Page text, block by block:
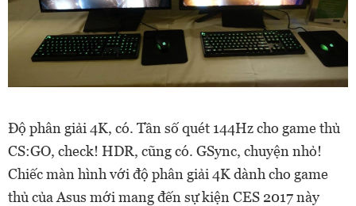
Độ phân giải 4K, có. Tần số quét 144Hz cho game thủ
CS:GO, check! HDR, cũng có. GSync, chuyện nhỏ!
Chiếc màn hình với độ phân giải 4K dành cho game
thủ của Asus mới mang đến sự kiện CES 2017 này